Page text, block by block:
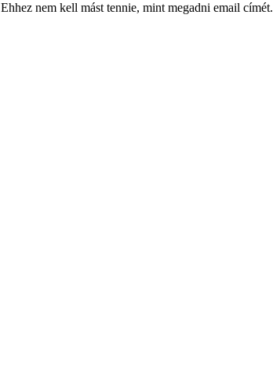
nem kell mást tennie, mint megadni email címét.